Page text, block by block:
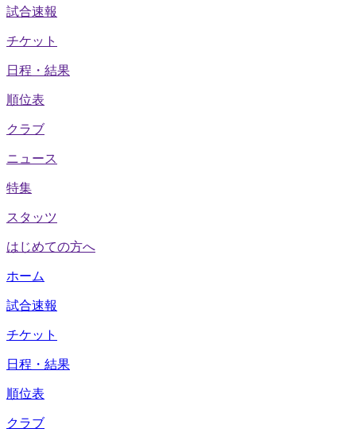
試合速報
チケット
日程・結果
順位表
クラブ
ニュース
特集
スタッツ
はじめての方へ
ホーム
試合速報
チケット
日程・結果
順位表
クラブ